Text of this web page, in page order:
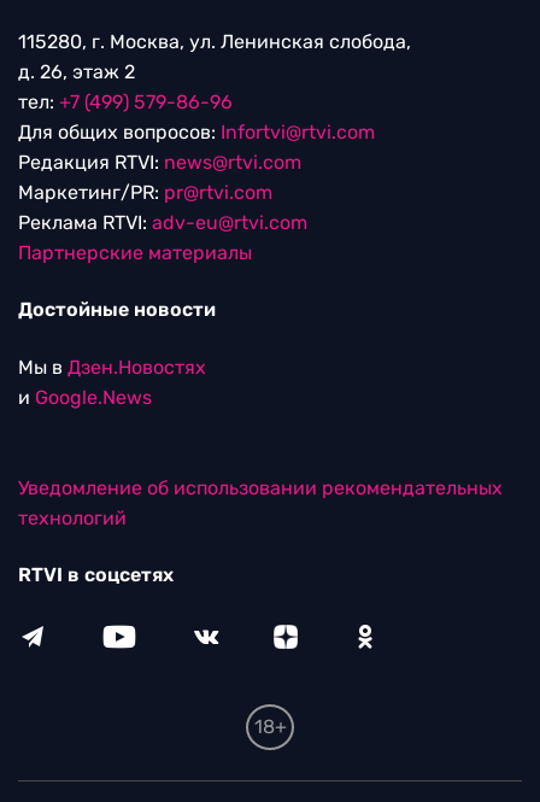
115280, г. Москва, ул. Ленинская слобода,
д. 26, этаж 2
тел: +7 (499) 579-86-96
Для общих вопросов: Infortvi@rtvi.com
Редакция RTVI: news@rtvi.com
Маркетинг/PR: pr@rtvi.com
Реклама RTVI: adv-eu@rtvi.com
Партнерские материалы
Достойные новости
Мы в Дзен.Новостях
и Google.News
Уведомление об использовании рекомендательных
технологий
RTVI в соцсетях
18+